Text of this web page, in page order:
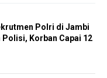
Polri di Jambi
Polisi, Korban Capai 12